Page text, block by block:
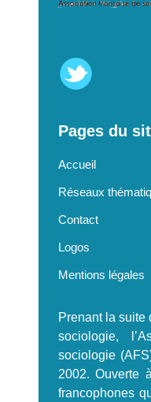
Pages du
Accueil
Réseaux
Contact
Logos
Mentions légales
Prenant la suite
sociologie,
sociologie
2002. Ouverte
francophones